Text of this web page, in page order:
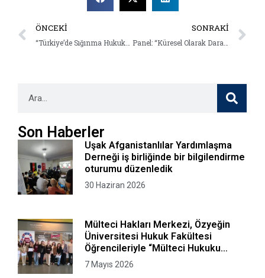
ÖNCEKI SONRAKI
Son Haberler
Uşak Afganistanlılar Yardımlaşma
Derneği iş birliğinde bir bilgilendirme
oturumu düzenledik
30 Haziran 2026
Mülteci Hakları Merkezi, Özyeğin
Üniversitesi Hukuk Fakültesi
Öğrencileriyle “Mülteci Hukuku
Kurgusal Avukatlık Bürosu”
Programını Gerçekleştirdi
7 Mayıs 2026